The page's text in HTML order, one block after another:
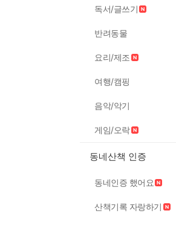
독서/글쓰기
반려동물
요리/제조
여행/캠핑
음악/악기
게임/오락
동네산책 인증
동네인증 했어요
산책기록 자랑하기